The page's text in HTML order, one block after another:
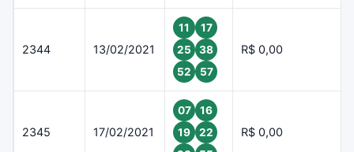
2344 13/02/2021
11
17
25
38
52
57
R$ 0,00
2345 17/02/2021
07
16
19
22
R$ 0,00